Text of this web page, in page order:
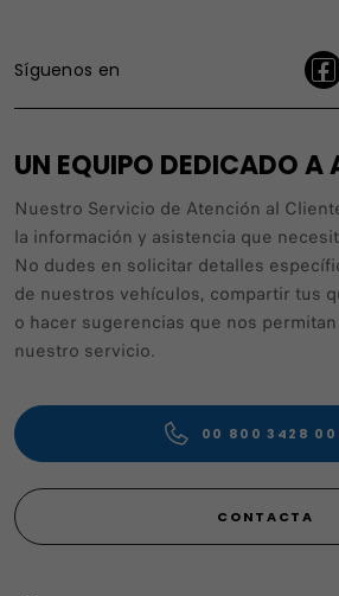
Síguenos en
UN EQUIPO DEDICADO A
Nuestro Servicio de Atención al
la información y asistencia que
No dudes en solicitar detalles
de nuestros vehículos, compartir tus
o hacer sugerencias que nos
nuestro servicio.
00 800 3428
CONTACTA